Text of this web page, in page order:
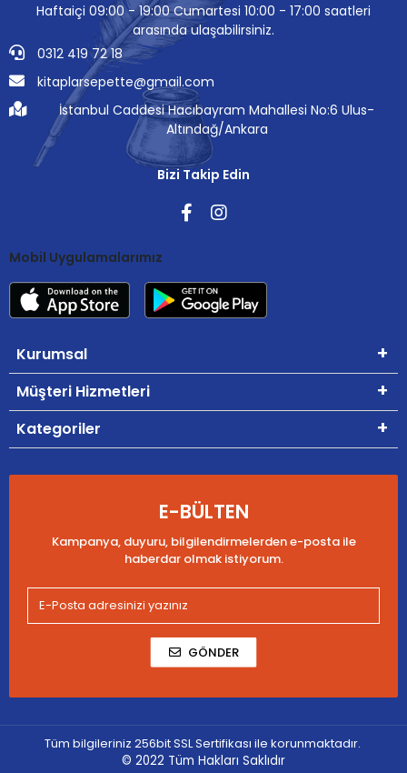
Haftaiçi 09:00 - 19:00 Cumartesi 10:00 - 17:00 saatleri
arasında ulaşabilirsiniz.
0312 419 72 18
kitaplarsepette@gmail.com
İstanbul Caddesi Hacıbayram Mahallesi No:6 Ulus-
Altındağ/Ankara
Bizi Takip Edin
Mobil Uygulamalarımız
Kurumsal
Müşteri Hizmetleri
Kategoriler
E-BÜLTEN
Kampanya, duyuru, bilgilendirmelerden e-posta ile
haberdar olmak istiyorum.
GÖNDER
Tüm bilgileriniz 256bit SSL Sertifikası ile korunmaktadır.
© 2022 Tüm Hakları Saklıdır